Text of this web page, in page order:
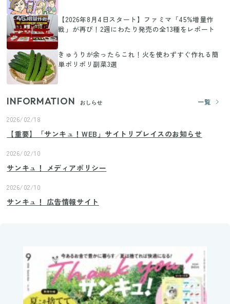
【2026年8月4日スタート】ファミマ「45%増量作
戦」が再び！2週にわたり発売の全13種をレポート
きゅうりが余ったらこれ！火を使わずすぐ作れる簡
単ポリポリ副菜3選
INFORMATION おしらせ
一覧
2026/02/18
【重要】「サンキュ！WEB」サイトリプレイスのお知らせ
2026/02/10
サンキュ！ メディアポリシー
2026/02/10
サンキュ！ 広告情報サイト